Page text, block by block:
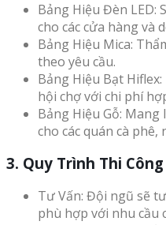
Bảng Hiệu Đèn LED:
cho các cửa hàng và
Bảng Hiệu Mica:
theo yêu cầu.
Bảng Hiệu Bạt
hội chợ với chi phí
Bảng Hiệu Gỗ:
cho các quán cà phê,
3. Quy Trình Thi Công
Tư Vấn: Đội ngũ sẽ
phù hợp với nhu cầu